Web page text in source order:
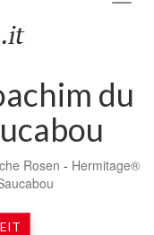
du
Rosen - Hermitage®